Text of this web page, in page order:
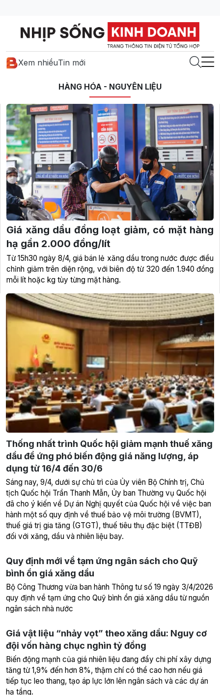
Xem nhiềuTin mới
HÀNG HÓA - NGUYÊN LIỆU
Thống nhất trình Quốc hội giảm mạnh thuế xăng
dầu để ứng phó biến động giá năng lượng, áp
dụng từ 16/4 đến 30/6
Sáng nay, 9/4, dưới sự chủ trì của Ủy viên Bộ Chính trị, Chủ
tịch Quốc hội Trần Thanh Mẫn, Ủy ban Thường vụ Quốc hội
đã cho ý kiến về Dự án Nghị quyết của Quốc hội về việc ban
hành một số quy định về thuế bảo vệ môi trường (BVMT),
thuế giá trị gia tăng (GTGT), thuế tiêu thụ đặc biệt (TTĐB)
đối với xăng, dầu và nhiên liệu bay.
Giá xăng dầu đồng loạt giảm, có mặt hàng
hạ gần 2.000 đồng/lít
Từ 15h30 ngày 8/4, giá bán lẻ xăng dầu trong nước được điều
chỉnh giảm trên diện rộng, với biên độ từ 320 đến 1.940 đồng
mỗi lít hoặc kg tùy từng mặt hàng.
Quy định mới về tạm ứng ngân sách cho Quỹ
bình ổn giá xăng dầu
Bộ Công Thương vừa ban hành Thông tư số 19 ngày 3/4/2026
quy định về tạm ứng cho Quỹ bình ổn giá xăng dầu từ nguồn
ngân sách nhà nước
Giá vật liệu “nhảy vọt” theo xăng dầu: Nguy cơ
đội vốn hàng chục nghìn tỷ đồng
Biến động mạnh của giá nhiên liệu đang đẩy chi phí xây dựng
tăng từ 1,9% đến hơn 8%, thậm chí có thể cao hơn nếu giá
tiếp tục leo thang, tạo áp lực lớn lên ngân sách và các dự án
hạ tầng.